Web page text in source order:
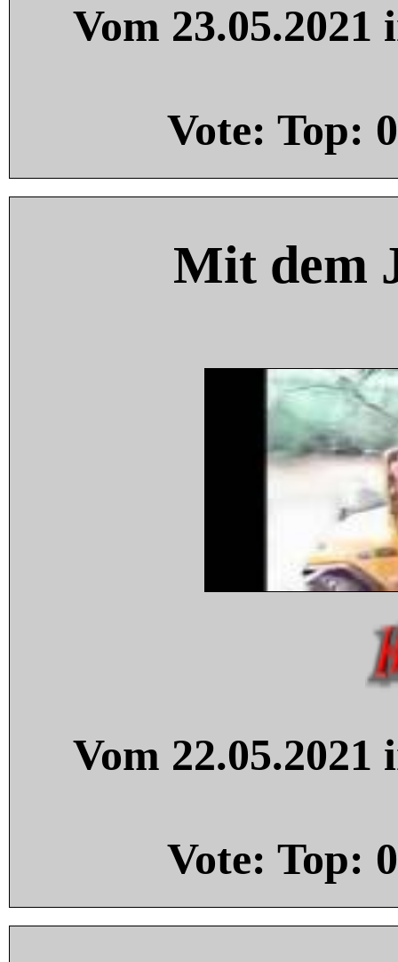
Vom
Vote: Top: 0
Mit dem
Vom
Vote: Top: 0